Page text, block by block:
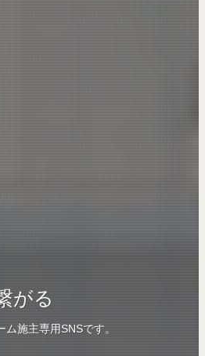
がる
ム施主専用SNSです。